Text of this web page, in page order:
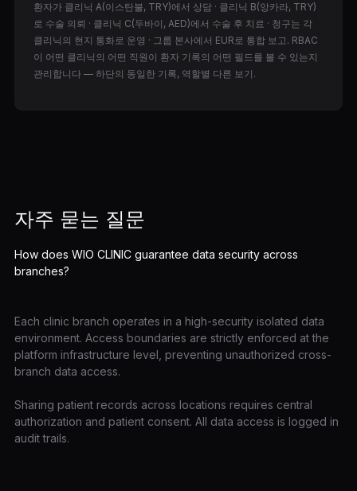
환자가 클리닉 A(이스탄불, TRY)에서 상담 · 클리닉 B(앙카라, TRY)
로 수술 의뢰 · 클리닉 C(두바이, AED)에서 수술 후 치료 · 청구는 각
클리닉의 현지 통화로 운영 · 그룹 본사에서 EUR로 통합 보고. RBAC
이 어떤 클리닉의 어떤 직원이 환자 기록의 어떤 필드를 볼 수 있는지
관리합니다 — 하단의 동일한 기록, 역할별 다른 보기.
자주 묻는 질문
How does WIO CLINIC guarantee data security across
branches?
Each clinic branch operates in a high-security isolated data
environment. Access boundaries are strictly enforced at the
platform infrastructure level, preventing unauthorized cross-
branch data access.
Sharing patient records across locations requires central
authorization and patient consent. All data access is logged in
audit trails.